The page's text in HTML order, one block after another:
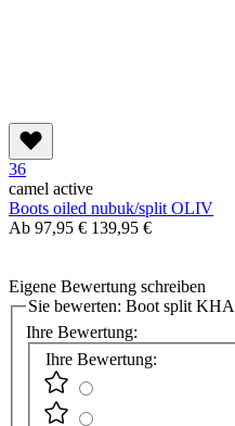
36
camel active
Boots oiled nubuk/split OLIV
Ab 97,95 € 139,95 €
Eigene Bewertung schreiben
Sie bewerten: Boot split
Ihre Bewertung:
Ihre Bewertung: